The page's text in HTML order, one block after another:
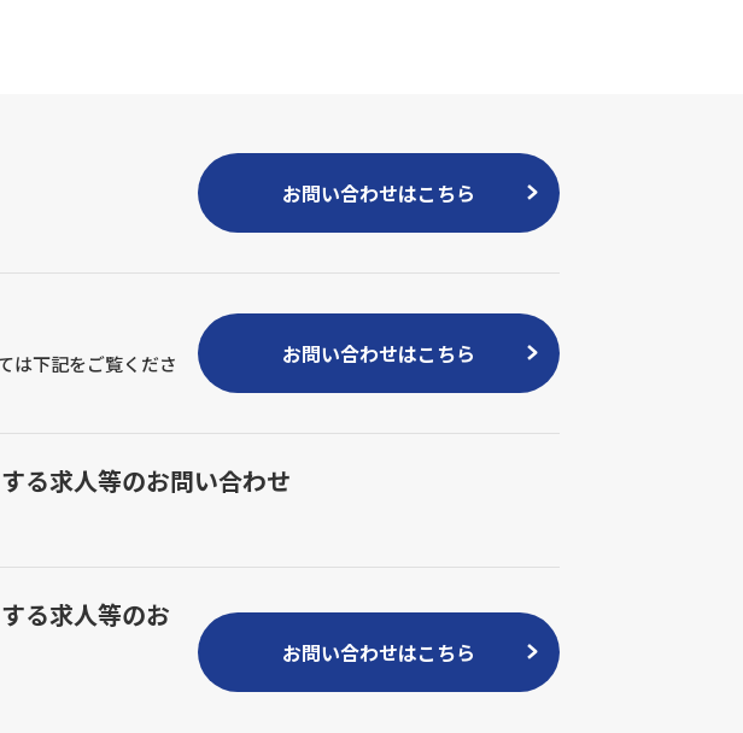
お問い合わせはこちら
は下記をご覧くださ
お問い合わせはこちら
る求人等のお問い合わせ
る求人等のお
お問い合わせはこちら